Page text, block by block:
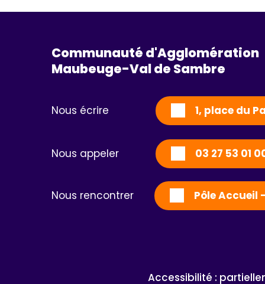
Communauté d'Agglomération
Maubeuge-Val de Sambre
Nous écrire 1, place du
Nous appeler 03 27 53 01
Nous rencontrer Pôle Accueil
Accessibilité :